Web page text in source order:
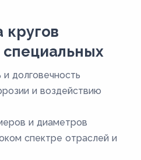
долговечность
и воздействию
и диаметров
спектре отраслей и